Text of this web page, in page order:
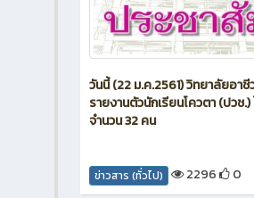
วันนี้ (22 ม.ค.2561) วิทยาลัยอา
รายงานตัวนักเรียนโควตา (ปวช
จำนวน 32 คน
ข่าวสาร (ทั่วไป) 2296 0